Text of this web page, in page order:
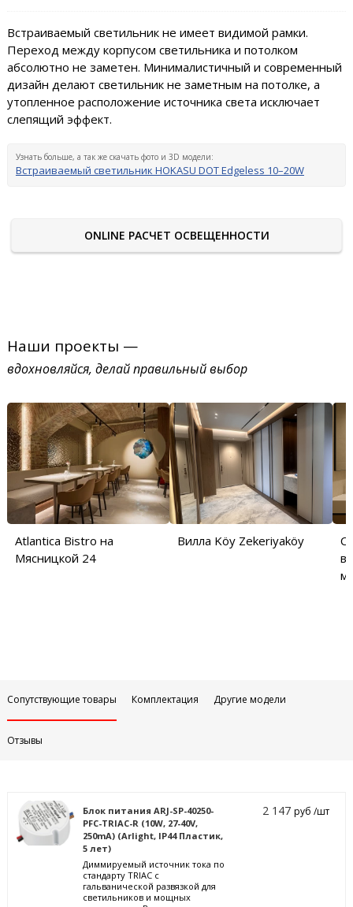
Встраиваемый светильник не имеет видимой рамки.
Переход между корпусом светильника и потолком
абсолютно не заметен. Минималистичный и современный
дизайн делают светильник не заметным на потолке, а
утопленное расположение источника света исключает
слепящий эффект.
Узнать больше, а так же скачать фото и 3D модели:
Встраиваемый светильник HOKASU DOT Edgeless 10–20W
ONLINE РАСЧЕТ ОСВЕЩЕННОСТИ
Наши проекты —
вдохновляйся, делай правильный выбор
Atlantica Bistro на
Мясницкой 24
Вилла Köy Zekeriyaköy
Сопутствующие товары Комплектация Другие модели
Отзывы
Блок питания ARJ-SP-40250-
PFC-TRIAC-R (10W, 27-40V,
250mA) (Arlight, IP44 Пластик,
5 лет)
Диммируемый источник тока по
стандарту TRIAC с
гальванической развязкой для
светильников и мощных
2 147руб /шт